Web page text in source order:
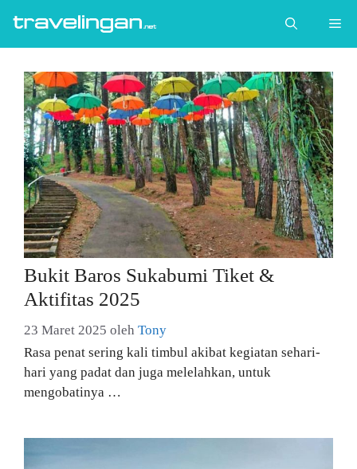
isi
Bukit Baros Sukabumi Tiket &
Aktifitas 2025
23 Maret 2025 oleh Tony
Rasa penat sering kali timbul akibat kegiatan sehari-
hari yang padat dan juga melelahkan, untuk
mengobatinya …